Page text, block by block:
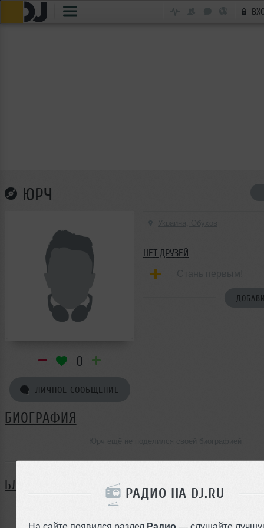
РАДИО НА DJ.RU
На сайте появился раздел Радио — слушайте
ЮРЧ
0
ЛИЧНОЕ СООБЩЕНИЕ
НЕТ ДРУЗЕЙ
БИОГРАФИЯ
БЛОГ